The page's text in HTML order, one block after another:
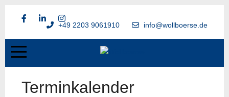
+49 2203 9061910 info@wollboerse.de
Terminkalender